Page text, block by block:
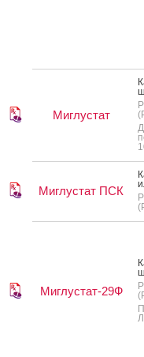
Миглустат
Миглустат ПСК
Миглустат-29Ф